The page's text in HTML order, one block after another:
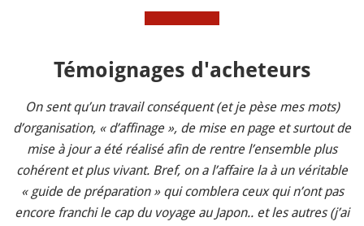
Témoignages d'acheteurs
On sent qu’un travail conséquent (et je pèse mes mots)
d’organisation, « d’affinage », de mise en page et surtout de
mise à jour a été réalisé afin de rentre l’ensemble plus
cohérent et plus vivant. Bref, on a l’affaire la à un véritable
« guide de préparation » qui comblera ceux qui n’ont pas
encore franchi le cap du voyage au Japon.. et les autres (j’ai